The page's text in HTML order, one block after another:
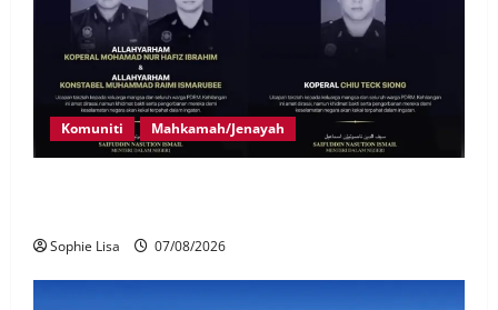
Komuniti Mahkamah/Jenayah
Sophie Lisa 07/08/2026